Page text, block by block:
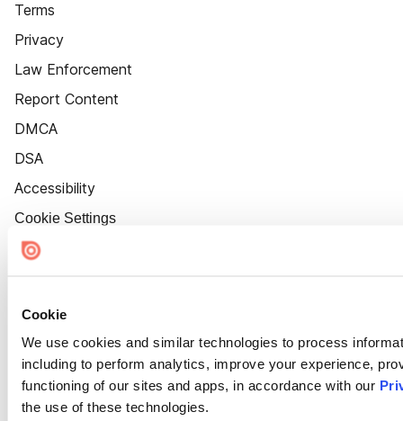
Cookie
We use cookies and similar technologies to process
including to perform analytics, improve your experience,
functioning of our sites and apps, in accordance with our
the use of these technologies.
Terms
Privacy
Law Enforcement
Report Content
DMCA
DSA
Accessibility
Cookie Settings